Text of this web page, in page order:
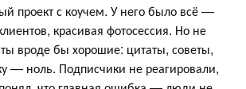
проект с коучем. У него было всё —
красивая фотосессия. Но не
вроде бы хорошие: цитаты, советы,
— ноль. Подписчики не реагировали,